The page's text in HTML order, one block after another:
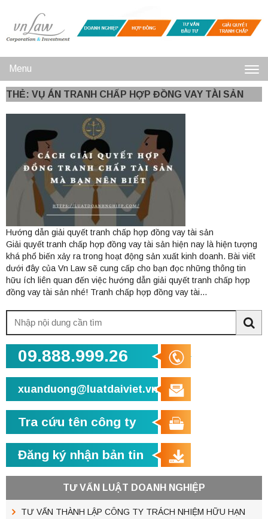
Menu
THẺ: VỤ ÁN TRANH CHẤP HỢP ĐỒNG VAY TÀI SẢN
Hướng dẫn giải quyết tranh chấp hợp đồng vay tài sản
Giải quyết tranh chấp hợp đồng vay tài sản hiện nay là hiện tượng
khá phổ biến xảy ra trong hoạt động sản xuất kinh doanh. Bài viết
dưới đây của Vn Law sẽ cung cấp cho bạn đọc những thông tin
hữu ích liên quan đến việc hướng dẫn giải quyết tranh chấp hợp
đồng vay tài sản nhé! Tranh chấp hợp đồng vay tài...
kiếm:
09.888.999.26
xuanduong@luatdaiviet.vn
Tra cứu tên công ty
Đăng ký nhận bản tin
TƯ VẤN LUẬT DOANH NGHIỆP
TƯ VẤN THÀNH LẬP CÔNG TY TRÁCH NHIỆM HỮU HẠN